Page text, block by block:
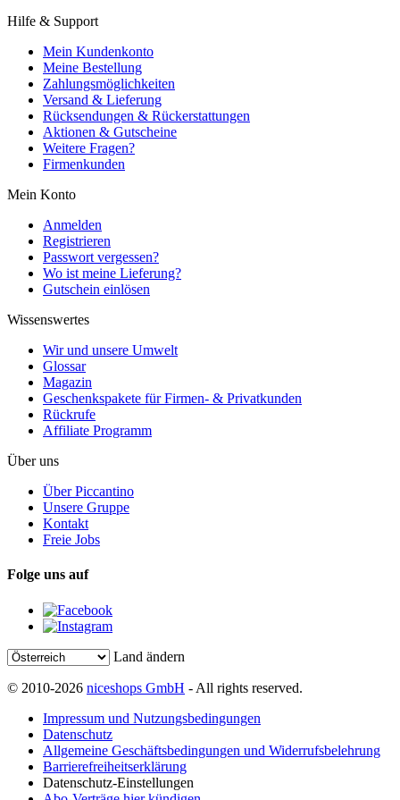
Hilfe & Support
Mein Kundenkonto
Meine Bestellung
Zahlungsmöglichkeiten
Versand & Lieferung
Rücksendungen & Rückerstattungen
Aktionen & Gutscheine
Weitere Fragen?
Firmenkunden
Mein Konto
Anmelden
Registrieren
Passwort vergessen?
Wo ist meine Lieferung?
Gutschein einlösen
Wissenswertes
Wir und unsere Umwelt
Glossar
Magazin
Geschenkspakete für Firmen- & Privatkunden
Rückrufe
Affiliate Programm
Über uns
Über Piccantino
Unsere Gruppe
Kontakt
Freie Jobs
Folge uns auf
Land ändern
© 2010-2026 niceshops GmbH - All rights reserved.
Impressum und Nutzungsbedingungen
Datenschutz
Allgemeine Geschäftsbedingungen und Widerrufsbelehrung
Barrierefreiheitserklärung
Datenschutz-Einstellungen